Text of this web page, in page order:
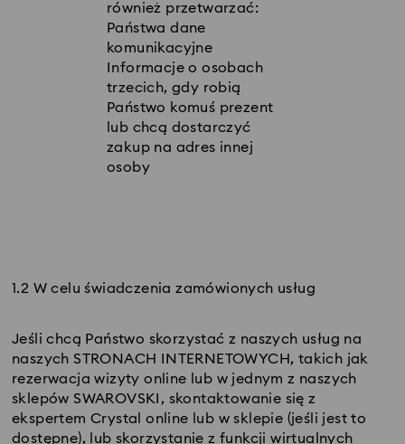
również przetwarzać:
Państwa dane
komunikacyjne
Informacje o osobach
trzecich, gdy robią
Państwo komuś prezent
lub chcą dostarczyć
zakup na adres innej
osoby
1.2 W celu świadczenia zamówionych usług
Jeśli chcą Państwo skorzystać z naszych usług na
naszych STRONACH INTERNETOWYCH, takich jak
rezerwacja wizyty online lub w jednym z naszych
sklepów SWAROVSKI, skontaktowanie się z
ekspertem Crystal online lub w sklepie (jeśli jest to
dostępne), lub skorzystanie z funkcji wirtualnych